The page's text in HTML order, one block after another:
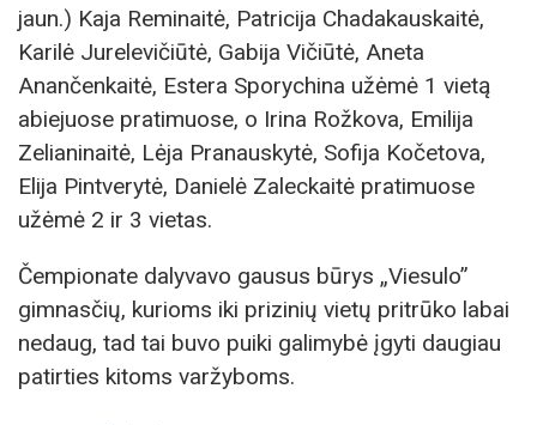
jaun.) Kaja Reminaitė, Patricija Chadakauskaitė,
Karilė Jurelevičiūtė, Gabija Vičiūtė, Aneta
Anančenkaitė, Estera Sporychina užėmė 1 vietą
abiejuose pratimuose, o Irina Rožkova, Emilija
Zelianinaitė, Lėja Pranauskytė, Sofija Kočetova,
Elija Pintverytė, Danielė Zaleckaitė pratimuose
užėmė 2 ir 3 vietas.
Čempionate dalyvavo gausus būrys „Viesulo”
gimnasčių, kurioms iki prizinių vietų pritrūko labai
nedaug, tad tai buvo puiki galimybė įgyti daugiau
patirties kitoms varžyboms.